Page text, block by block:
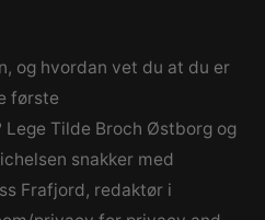
og hvordan vet du at du er
første
Tilde Broch Østborg og
snakker med
Frafjord, redaktør i